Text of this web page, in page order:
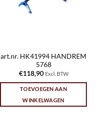
art.nr. HK41994 HANDREM
5768
€118,90 Excl. BTW
TOEVOEGEN AAN
WINKELWAGEN